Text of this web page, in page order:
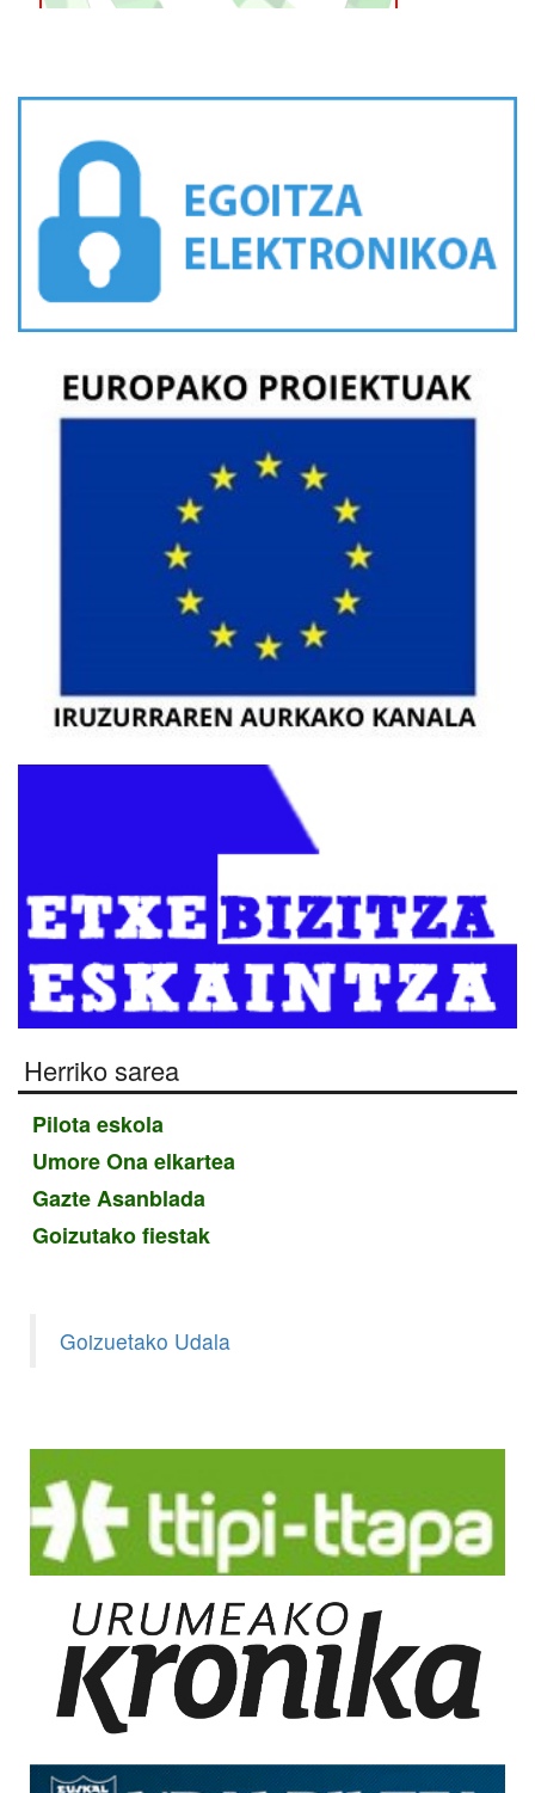
Herriko sarea
Pilota eskola
Umore Ona elkartea
Gazte Asanblada
Goizutako fiestak
Goizuetako Udala